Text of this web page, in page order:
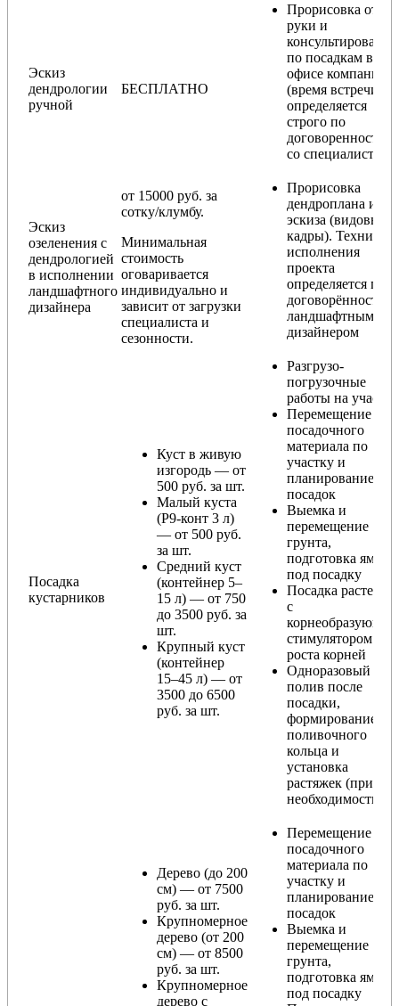
Эскиз
дендрологии
ручной
БЕСПЛАТНО
Прорисовка от
руки и
консультирование
по посадкам в
офисе компании
(время встречи
определяется
строго по
договоренности
со специалистом)
Эскиз
озеленения с
дендрологией
в исполнении
ландшафтного
дизайнера
от 15000 руб. за
сотку/клумбу.
Минимальная
стоимость
оговаривается
индивидуально и
зависит от загрузки
специалиста и
сезонности.
Прорисовка
дендроплана и
эскиза (видовые
кадры). Техника
исполнения
проекта
определяется по
договорённости с
ландшафтным
дизайнером
Посадка
кустарников
Куст в живую
изгородь — от
500 руб. за шт.
Малый куста
(Р9-конт 3 л)
— от 500 руб.
за шт.
Средний куст
(контейнер 5–
15 л) — от 750
до 3500 руб. за
шт.
Крупный куст
(контейнер
15–45 л) — от
3500 до 6500
руб. за шт.
Разгрузо-
погрузочные
работы на участке
Перемещение
посадочного
материала по
участку и
планирование
посадок
Выемка и
перемещение
грунта,
подготовка ямы
под посадку
Посадка растения
с
корнеобразующим
стимулятором
роста корней
Одноразовый
полив после
посадки,
формирование
поливочного
кольца и
установка
растяжек (при
необходимости)
Дерево (до 200
см) — от 7500
руб. за шт.
Крупномерное
дерево (от 200
см) — от 8500
руб. за шт.
Крупномерное
дерево с
Перемещение
посадочного
материала по
участку и
планирование
посадок
Выемка и
перемещение
грунта,
подготовка ямы
под посадку